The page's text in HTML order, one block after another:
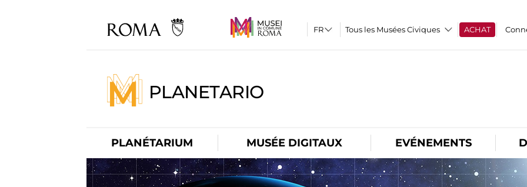
Tous les Musées Civiques ACHAT
PLANETARIO
PLANÉTARIUM MUSÉE DIGITAUX EVÉNEMENTS